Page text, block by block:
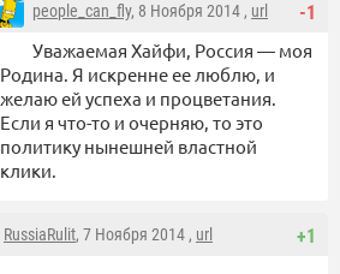
-1
people_can_fly, 8 Ноября 2014 , url
Уважаемая Хайфи, Россия — моя
Родина. Я искренне ее люблю, и
желаю ей успеха и процветания.
Если я что-то и очерняю, то это
политику нынешней властной
клики.
+1
RussiaRulit, 7 Ноября 2014 , url